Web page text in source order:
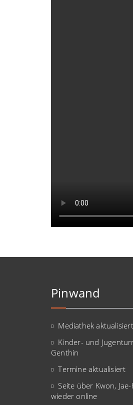
Pinwand
Mediathek aktualisiert
Kinder- und
Genthin
Termine aktualisiert
Seite über Kwon,
wieder online